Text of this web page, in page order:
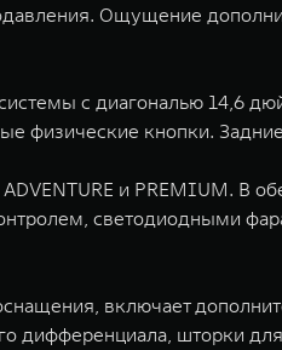
Ощущение
с диагональю 14,6
физические кнопки.
и PREMIUM.
светодиодными
включает
дифференциала, шторки